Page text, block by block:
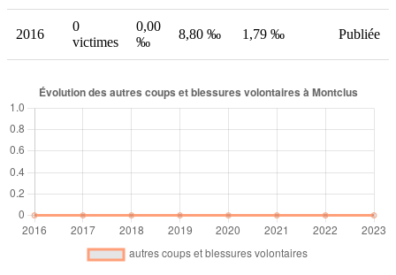
2016
0
victimes
0,00
‰
8,80 ‰ 1,79 ‰ Publiée